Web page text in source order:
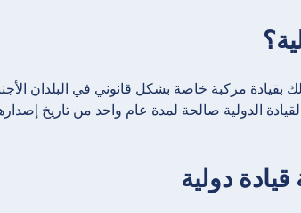
الدولية صالحة لمدة عام واحد من تاريخ
دولية